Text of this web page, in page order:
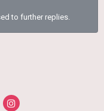
to further replies.